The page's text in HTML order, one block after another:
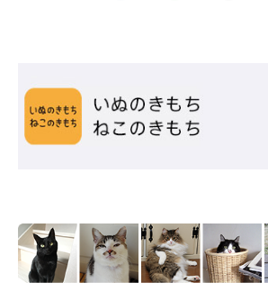
らです。そこで性能の良い空気清浄機など
もし猫アレルギーでお悩みでしたら、これ
はいかがでしょうか？工夫や対処をするこ
愛猫との暮らしが快適になるかもしれませ
う場合』
文／Un
※写真はスマホアプリ「まいにちのいぬ・